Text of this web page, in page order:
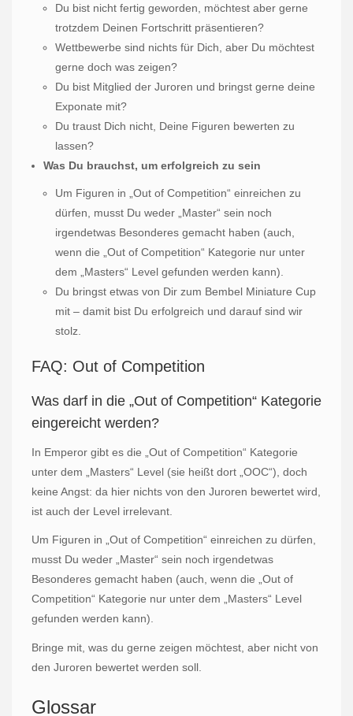
Du bist nicht fertig geworden, möchtest aber gerne
trotzdem Deinen Fortschritt präsentieren?
Wettbewerbe sind nichts für Dich, aber Du möchtest
gerne doch was zeigen?
Du bist Mitglied der Juroren und bringst gerne deine
Exponate mit?
Du traust Dich nicht, Deine Figuren bewerten zu
lassen?
Was Du brauchst, um erfolgreich zu sein
Um Figuren in „Out of Competition“ einreichen zu
dürfen, musst Du weder „Master“ sein noch
irgendetwas Besonderes gemacht haben (auch,
wenn die „Out of Competition“ Kategorie nur unter
dem „Masters“ Level gefunden werden kann).
Du bringst etwas von Dir zum Bembel Miniature Cup
mit – damit bist Du erfolgreich und darauf sind wir
stolz.
FAQ: Out of Competition
Was darf in die „Out of Competition“ Kategorie
eingereicht werden?
In Emperor gibt es die „Out of Competition“ Kategorie
unter dem „Masters“ Level (sie heißt dort „OOC“), doch
keine Angst: da hier nichts von den Juroren bewertet wird,
ist auch der Level irrelevant.
Um Figuren in „Out of Competition“ einreichen zu dürfen,
musst Du weder „Master“ sein noch irgendetwas
Besonderes gemacht haben (auch, wenn die „Out of
Competition“ Kategorie nur unter dem „Masters“ Level
gefunden werden kann).
Bringe mit, was du gerne zeigen möchtest, aber nicht von
den Juroren bewertet werden soll.
Glossar